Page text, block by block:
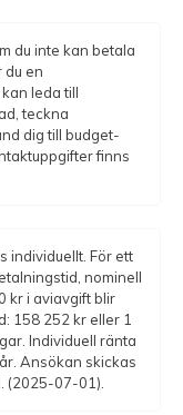
du inte kan betala
du en
leda till
teckna
dig till budget-
finns
individuellt. För ett
nominell
kr i aviavgift blir
158 252 kr eller 1
Individuell ränta
Ansökan skickas
(2025-07-01).